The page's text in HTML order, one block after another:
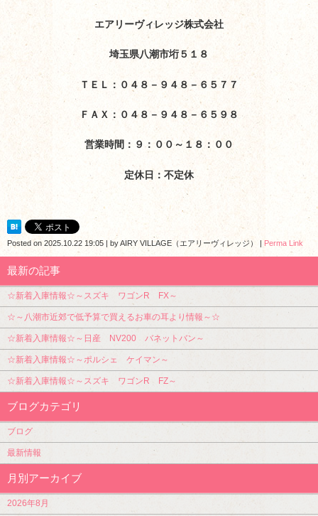
エアリーヴィレッジ株式会社
埼玉県八潮市垳５１８
ＴＥＬ：０４８－９４８－６５７７
ＦＡＸ：０４８－９４８－６５９８
営業時間：９：００～１８：００
定休日：不定休
Posted on 2025.10.22 19:05 | byAIRY VILLAGE（エアリーヴィレッジ） | Perma Link
最新の記事
☆新着入庫情報☆～スズキ ワゴンR FX～
☆～八潮市近郊で低予算で買えるお車の耳より情報～☆
☆新着入庫情報☆～日産 NV200 バネットバン～
☆新着入庫情報☆～ポルシェ ケイマン～
☆新着入庫情報☆～スズキ ワゴンR FZ～
ブログカテゴリ
ブログ
最新情報
月別アーカイブ
2026年8月